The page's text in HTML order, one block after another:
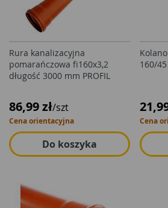
Rura kanalizacyjna
pomarańczowa fi160x3,2
długość 3000 mm PROFIL
86,99 zł/szt
Cena orientacyjna
Do koszyka
160/
Cena